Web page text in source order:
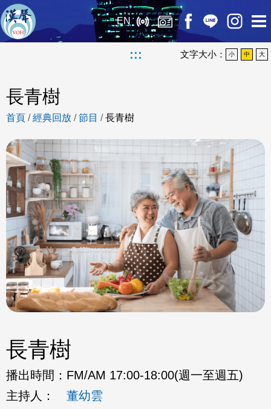
EN
::: 文字大小： 小 中 大
長青樹
首頁 /經典回放 /節目 /長青樹
長青樹
播出時間： FM/AM 17:00-18:00(週一至週五)
主持人：
董幼雲